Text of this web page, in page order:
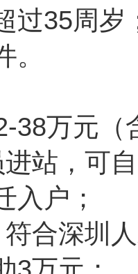
过35周岁
38万元（
站，可
入户；
合深圳